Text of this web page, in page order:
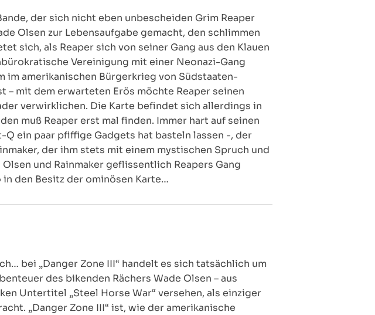
der sich nicht eben unbescheiden Grim Reaper
Olsen zur Lebensaufgabe gemacht, den schlimmen
sich, als Reaper sich von seiner Gang aus den Klauen
Vereinigung mit einer Neonazi-Gang
im amerikanischen Bürgerkrieg von Südstaaten-
mit dem erwarteten Erös möchte Reaper seinen
verwirklichen. Die Karte befindet sich allerdings in
muß Reaper erst mal finden. Immer hart auf seinen
ein paar pfiffige Gadgets hat basteln lassen -, der
der ihm stets mit einem mystischen Spruch und
und Rainmaker geflissentlich Reapers Gang
den Besitz der ominösen Karte…
bei „Danger Zone III“ handelt es sich tatsächlich um
des bikenden Rächers Wade Olsen – aus
Untertitel „Steel Horse War“ versehen, als einziger
„Danger Zone III“ ist, wie der amerikanische